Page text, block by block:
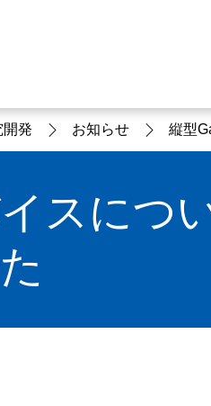
ご挨
駆
経
マ
新
よ
開発 お知らせ 縦型
スにつ